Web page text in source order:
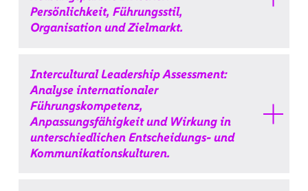
Persönlichkeit, Führungsstil,
Organisation und Zielmarkt.
Intercultural Leadership Assessment:
Analyse internationaler
Führungskompetenz,
Anpassungsfähigkeit und Wirkung in
unterschiedlichen Entscheidungs- und
Kommunikationskulturen.